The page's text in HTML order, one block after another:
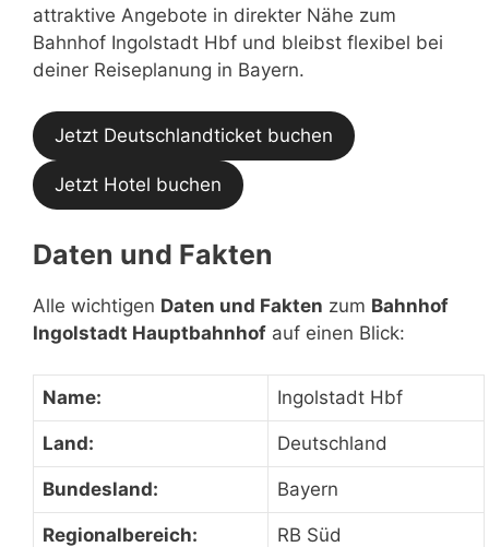
attraktive Angebote in direkter Nähe zum
Bahnhof Ingolstadt Hbf und bleibst flexibel bei
deiner Reiseplanung in Bayern.
Jetzt Deutschlandticket buchen
Jetzt Hotel buchen
Daten und Fakten
Alle wichtigen Daten und Fakten zum Bahnhof
Ingolstadt Hauptbahnhof auf einen Blick:
Name: Ingolstadt Hbf
Land: Deutschland
Bundesland: Bayern
Regionalbereich: RB Süd